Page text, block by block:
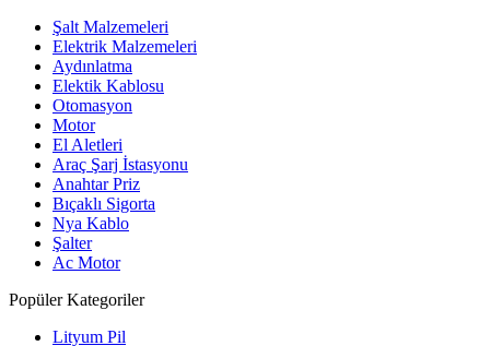
Şalt Malzemeleri
Elektrik Malzemeleri
Aydınlatma
Elektik Kablosu
Otomasyon
Motor
El Aletleri
Araç Şarj İstasyonu
Anahtar Priz
Bıçaklı Sigorta
Nya Kablo
Şalter
Ac Motor
Popüler Kategoriler
Lityum Pil